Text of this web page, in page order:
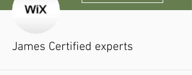
James Certified experts